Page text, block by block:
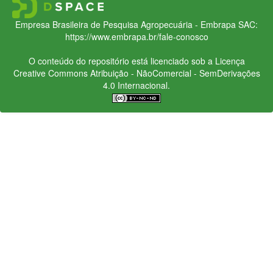
Empresa Brasileira de Pesquisa Agropecuária - Embrapa SAC:
https://www.embrapa.br/fale-conosco
O conteúdo do repositório está licenciado sob a Licença
Creative CommonsAtribuição - NãoComercial - SemDerivações
4.0 Internacional.